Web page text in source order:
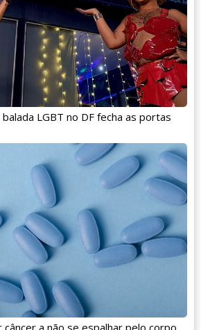
LGBT no DF fecha as portas